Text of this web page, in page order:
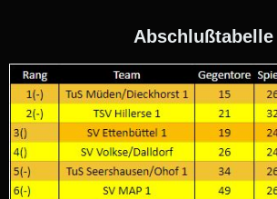
Abschlußtabelle